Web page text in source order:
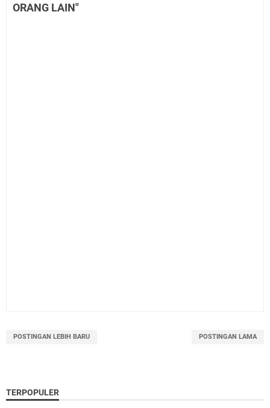
ORANG LAIN"
POSTINGAN LEBIH BARU POSTINGAN LAMA
TERPOPULER